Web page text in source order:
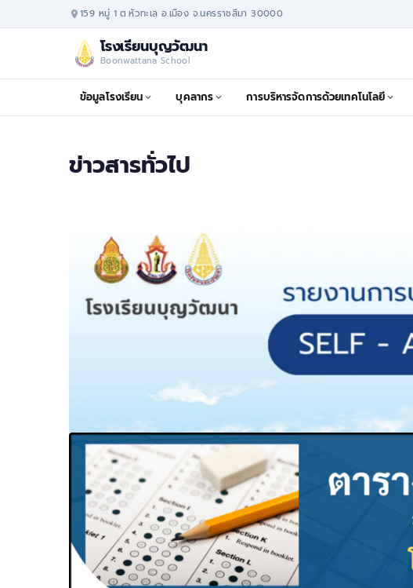
159 หมู่ 1 ต.หัวทะเล อ.เมือง จ.นครราชสีมา 30000
โรงเรียนบุญวัฒนา
Boonwattana School
ข้อมูลโรงเรียน บุคลากร การบริหารจัดการด้วยเทคโนโลยี
ข่าวสารทั่วไป